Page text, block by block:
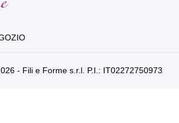
- Fili e Forme s.r.l. P.I.: IT02272750973